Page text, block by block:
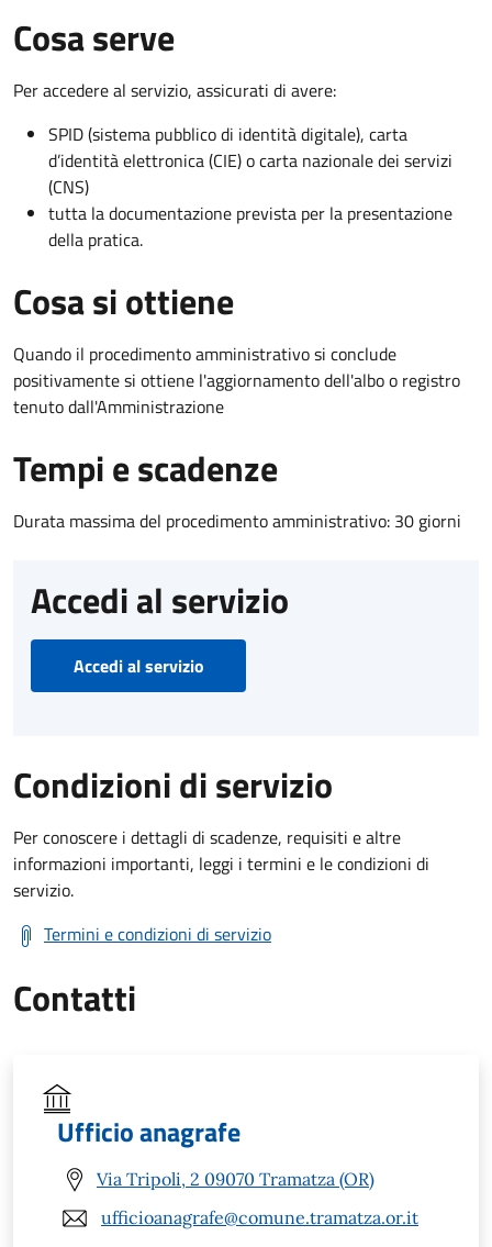
Cosa serve
Per accedere al servizio, assicurati di avere:
SPID (sistema pubblico di identità digitale), carta
d’identità elettronica (CIE) o carta nazionale dei servizi
(CNS)
tutta la documentazione prevista per la presentazione
della pratica.
Cosa si ottiene
Quando il procedimento amministrativo si conclude
positivamente si ottiene l'aggiornamento dell'albo o registro
tenuto dall'Amministrazione
Tempi e scadenze
Durata massima del procedimento amministrativo: 30 giorni
Accedi al servizio
Accedi al servizio
Condizioni di servizio
Per conoscere i dettagli di scadenze, requisiti e altre
informazioni importanti, leggi i termini e le condizioni di
servizio.
Termini e condizioni di servizio
Contatti
Ufficio anagrafe
Via Tripoli, 2 09070 Tramatza (OR)
ufficioanagrafe@comune.tramatza.or.it